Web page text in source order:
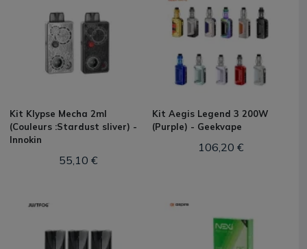
Kit Klypse Mecha 2ml
(Couleurs :Stardust sliver) -
Innokin
55,10 €
Kit Aegis Legend 3 200W
(Purple) - Geekvape
106,20 €